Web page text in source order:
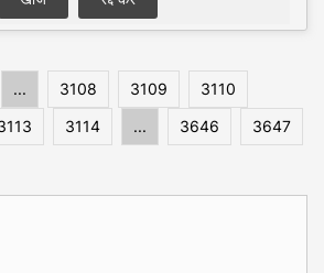
... 3108 3109
3110
3114 ... 3646
3647